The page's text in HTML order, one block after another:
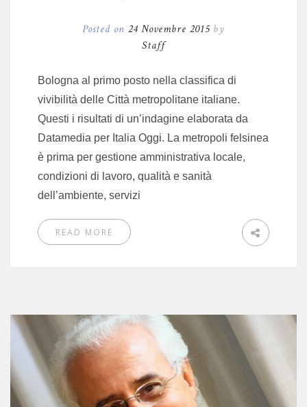
Posted on 24 Novembre 2015 by
Staff
Bologna al primo posto nella classifica di
vivibilità delle Città metropolitane italiane.
Questi i risultati di un’indagine elaborata da
Datamedia per Italia Oggi. La metropoli felsinea
è prima per gestione amministrativa locale,
condizioni di lavoro, qualità e sanità
dell’ambiente, servizi
READ MORE